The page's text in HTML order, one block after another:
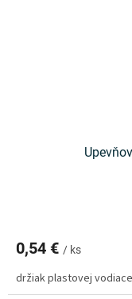
0,54 € / ks
držiak plastovej